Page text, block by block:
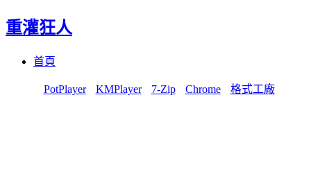
重灌狂人
首頁
PotPlayer KMPlayer 7-Zip Chrome 格式工廠